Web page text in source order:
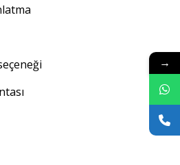
→